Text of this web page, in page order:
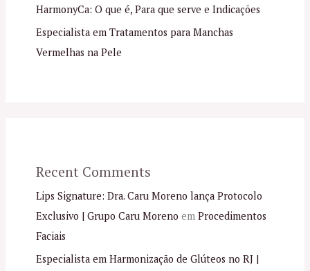
HarmonyCa: O que é, Para que serve e Indicações
Especialista em Tratamentos para Manchas
Vermelhas na Pele
Recent Comments
Lips Signature: Dra. Caru Moreno lança Protocolo
Exclusivo | Grupo Caru Moreno em Procedimentos
Faciais
Especialista em Harmonização de Glúteos no RJ |